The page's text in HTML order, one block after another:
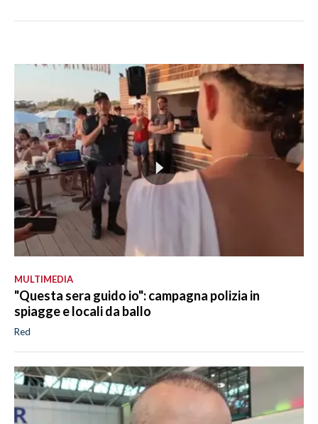
MULTIMEDIA
"Questa sera guido io": campagna polizia in
spiagge e locali da ballo
Red